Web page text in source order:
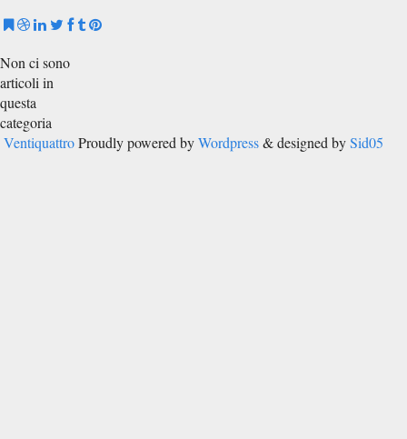
Non ci sono
articoli in
questa
categoria
Ventiquattro Proudly powered byWordpress& designed bySid05